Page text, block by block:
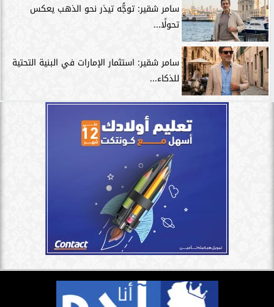
سامر شقير: توجُّه تيذر نحو الذهب يعكس
تحولًا...
سامر شقير: استثمار الإمارات في البنية التحتية
للذكاء...